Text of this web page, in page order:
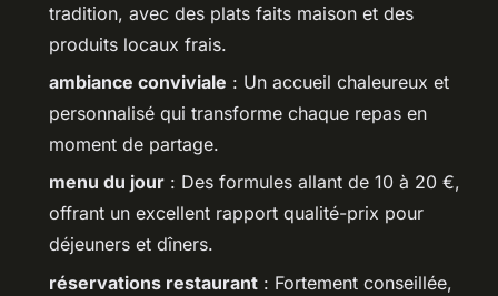
tradition, avec des plats faits maison et des
produits locaux frais.
ambiance conviviale : Un accueil chaleureux et
personnalisé qui transforme chaque repas en
moment de partage.
menu du jour : Des formules allant de 10 à 20 €,
offrant un excellent rapport qualité-prix pour
déjeuners et dîners.
réservations restaurant : Fortement conseillée,